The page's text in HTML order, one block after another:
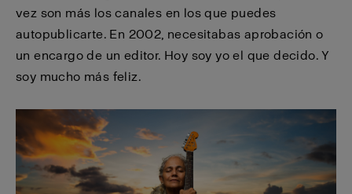
vez son más los canales en los que puedes
autopublicarte. En 2002, necesitabas aprobación o
un encargo de un editor. Hoy soy yo el que decido. Y
soy mucho más feliz.